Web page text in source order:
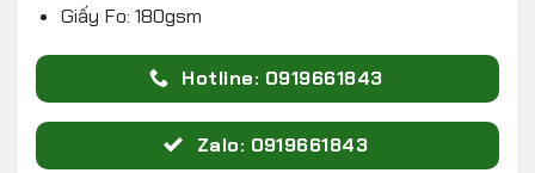
Giấy Fo: 180gsm
Hotline: 0919661843
Zalo: 0919661843